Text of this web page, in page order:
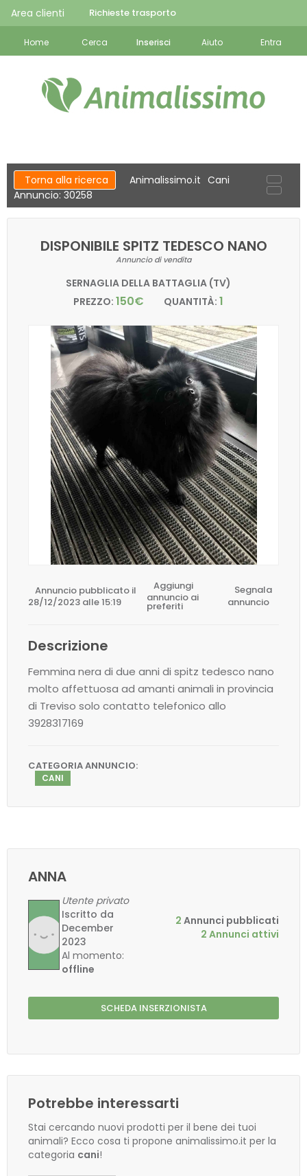
Area clienti Richieste trasporto
Home Cerca Inserisci Aiuto Entra
Torna alla ricerca Animalissimo.it Cani
Annuncio: 30258
DISPONIBILE SPITZ TEDESCO NANO
Annuncio di vendita
SERNAGLIA DELLA BATTAGLIA (TV)
PREZZO: 150€ QUANTITÀ: 1
Annuncio pubblicato il
28/12/2023 alle 15:19
Aggiungi
annuncio ai
preferiti
Segnala
annuncio
Descrizione
Femmina nera di due anni di spitz tedesco nano
molto affettuosa ad amanti animali in provincia
di Treviso solo contatto telefonico allo
3928317169
CATEGORIA ANNUNCIO:
CANI
ANNA
Utente privato
Iscritto da
December
2023
Al momento:
offline
2 Annunci pubblicati
2 Annunci attivi
SCHEDA INSERZIONISTA
Potrebbe interessarti
Stai cercando nuovi prodotti per il bene dei tuoi
animali? Ecco cosa ti propone animalissimo.it per la
categoria cani!